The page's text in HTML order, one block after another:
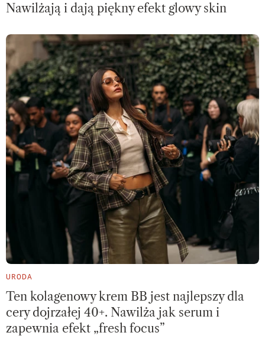
Nawilżają i dają piękny efekt glowy skin
URODA
Ten kolagenowy krem BB jest najlepszy dla
cery dojrzałej 40+. Nawilża jak serum i
zapewnia efekt „fresh focus”